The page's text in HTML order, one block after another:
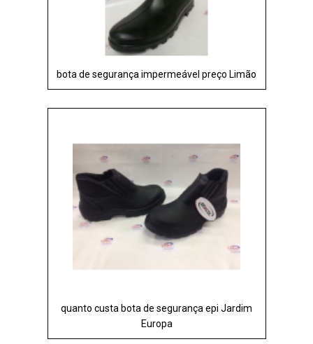
bota de segurança impermeável preço Limão
quanto custa bota de segurança epi Jardim
Europa